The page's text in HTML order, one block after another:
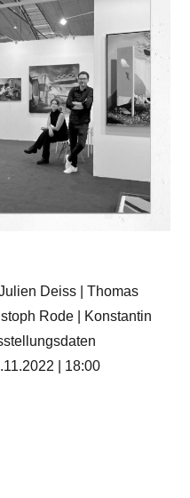
Deiss | Thomas
Rode | Konstantin
| 18:00